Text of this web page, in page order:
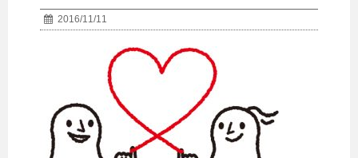
2016/11/11